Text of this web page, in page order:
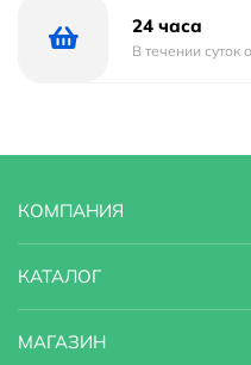
Область применения
Глубина 26 м
24 часа
В течении суток
КОМПАНИЯ
КАТАЛОГ
МАГАЗИН